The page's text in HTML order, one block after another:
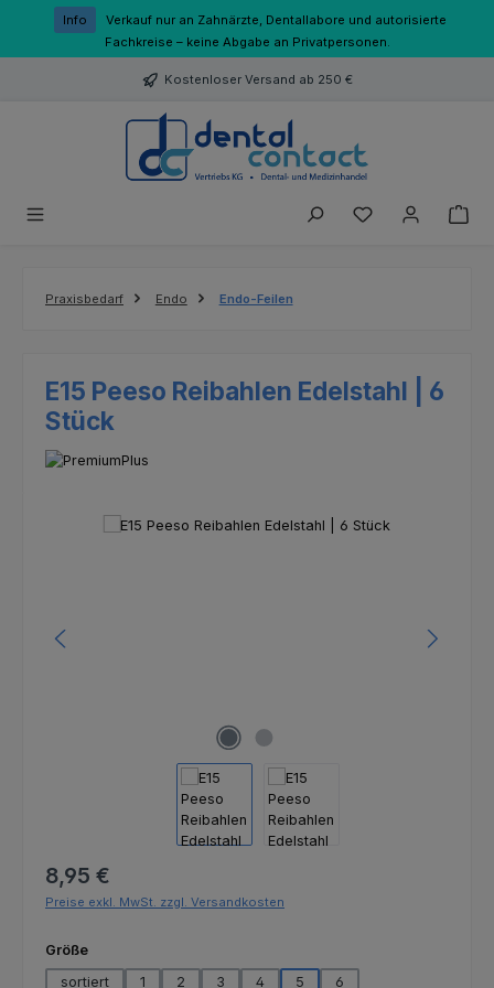
Zum Hauptinhalt springen
Info
Verkauf nur an Zahnärzte, Dentallabore und autorisierte
Fachkreise – keine Abgabe an Privatpersonen.
Kostenloser Versand ab 250 €
Du hast 0
Praxisbedarf Endo Endo-Feilen
E15 Peeso Reibahlen Edelstahl | 6
Stück
Bildergalerie überspringen
Regulärer Preis:
8,95 €
Preise exkl. MwSt. zzgl. Versandkosten
Größeauswählen
sortiert
1 2 3 4 5 6